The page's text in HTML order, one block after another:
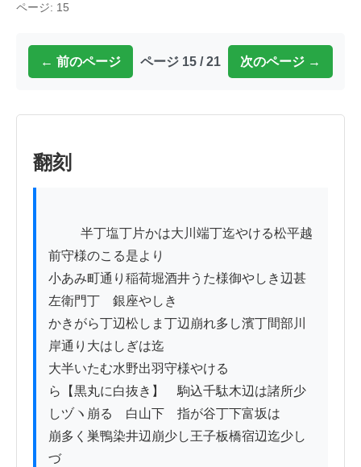
ページ: 15
← 前のページ ページ 15 / 21 次のページ →
翻刻
前守様のこる是より
小あみ町通り稲荷堀酒井うた様御やしき辺甚
左衛門丁ゟ銀座やしき
かきがら丁辺松しま丁辺崩れ多し濱丁間部川
岸通り大はしぎは迄
大半いたむ水野出羽守様やける
ら【黒丸に白抜き】　駒込千駄木辺は諸所少
しヅヽ崩るゝ白山下ゟ指が谷丁下富坂は
崩多く巣鴨染井辺崩少し王子板橋宿辺迄少し
づゝ